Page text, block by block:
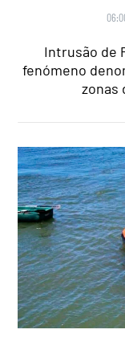
Intrusão de
fenómeno